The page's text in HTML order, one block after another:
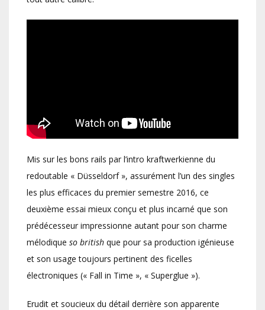
Mis sur les bons rails par l’intro kraftwerkienne du
redoutable « Düsseldorf », assurément l’un des singles
les plus efficaces du premier semestre 2016, ce
deuxième essai mieux conçu et plus incarné que son
prédécesseur impressionne autant pour son charme
mélodique so british que pour sa production igénieuse
et son usage toujours pertinent des ficelles
électroniques (« Fall in Time », « Superglue »).
Erudit et soucieux du détail derrière son apparente